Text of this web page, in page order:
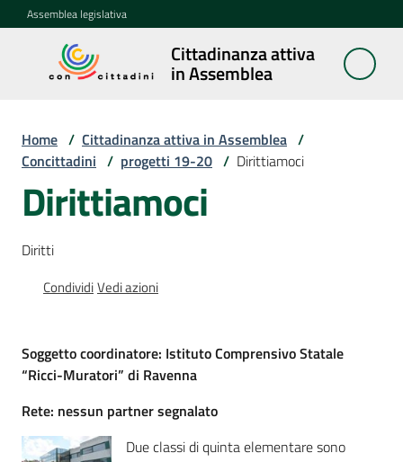
Vai al contenuto
Vai alla navigazione
Vai al footer
Assemblea legislativa
Cittadinanza attiva
in Assemblea
Cittadinanza
attiva in
Concittadini
Menu selezionato
aperte
Assemblea
Mostre
itineranti
Percorsi
sulla
Home / Cittadinanza attiva in Assemblea /
Concittadini / progetti 19-20 / Dirittiamoci
Dirittiamoci
Diritti
CondividiVedi azioni
Soggetto coordinatore: Istituto Comprensivo Statale
“Ricci-Muratori” di Ravenna
Rete: nessun partner segnalato
Due classi di quinta elementare sono